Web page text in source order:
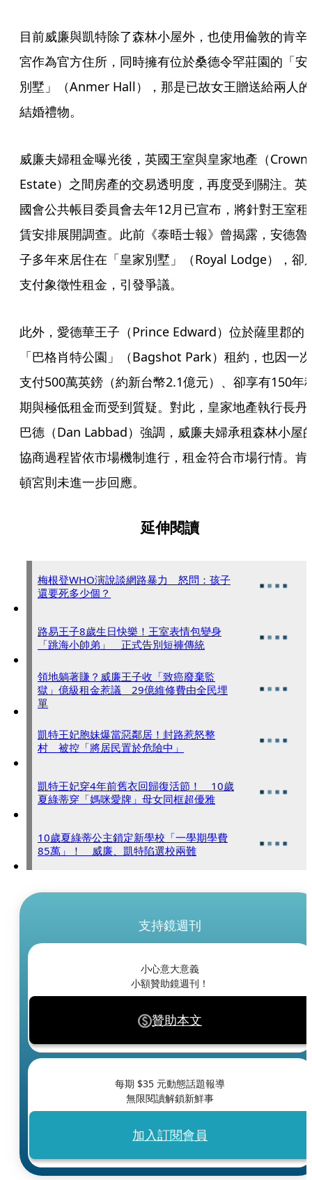
目前威廉與凱特除了森林小屋外，也使用倫敦的肯辛
宮作為官方住所，同時擁有位於桑德令罕莊園的「安
別墅」（Anmer Hall），那是已故女王贈送給兩人的
結婚禮物。
威廉夫婦租金曝光後，英國王室與皇家地產（Crown
Estate）之間房產的交易透明度，再度受到關注。英
國會公共帳目委員會去年12月已宣布，將針對王室租
賃安排展開調查。此前《泰晤士報》曾揭露，安德魯
子多年來居住在「皇家別墅」（Royal Lodge），卻
支付象徵性租金，引發爭議。
此外，愛德華王子（Prince Edward）位於薩里郡的
「巴格肖特公園」（Bagshot Park）租約，也因一次
支付500萬英鎊（約新台幣2.1億元）、卻享有150年
期與極低租金而受到質疑。對此，皇家地產執行長丹
巴德（Dan Labbad）強調，威廉夫婦承租森林小屋
協商過程皆依市場機制進行，租金符合市場行情。肯
頓宮則未進一步回應。
延伸閱讀
梅根登WHO演說談網路暴力 怒問：孩子
還要死多少個？
路易王子8歲生日快樂！王室表情包變身
「跳海小帥弟」 正式告別短褲傳統
領地躺著賺？威廉王子收「致癌廢棄監
獄」億級租金惹議 29億維修費由全民埋
單
凱特王妃胞妹爆當惡鄰居！封路惹怒整
村 被控「將居民置於危險中」
凱特王妃穿4年前舊衣回歸復活節！ 10歲
夏綠蒂穿「媽咪愛牌」母女同框超優雅
10歲夏綠蒂公主鎖定新學校「一學期學費
85萬」！ 威廉、凱特陷選校兩難
支持鏡週刊
小心意大意義
小額贊助鏡週刊！
贊助本文
每期 $35 元動態話題報導
無限閱讀解鎖新鮮事
加入訂閱會員